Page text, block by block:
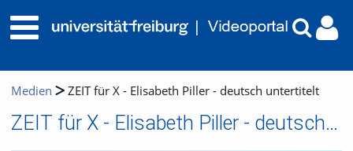
Medien ZEIT für X - Elisabeth Piller - deutsch untertitelt
ZEIT für X - Elisabeth Piller - deutsch untertitelt